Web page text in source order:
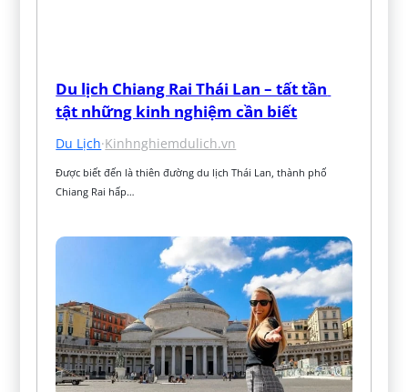
Du lịch Chiang Rai Thái Lan – tất tần
tật những kinh nghiệm cần biết
Du Lịch·Kinhnghiemdulich.vn
Được biết đến là thiên đường du lịch Thái Lan, thành phố
Chiang Rai hấp…